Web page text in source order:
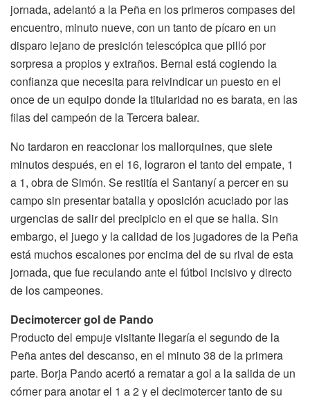
jornada, adelantó a la Peña en los primeros compases del
encuentro, minuto nueve, con un tanto de pícaro en un
disparo lejano de presición telescópica que pilló por
sorpresa a propios y extraños. Bernal está cogiendo la
confianza que necesita para reivindicar un puesto en el
once de un equipo donde la titularidad no es barata, en las
filas del campeón de la Tercera balear.
No tardaron en reaccionar los mallorquines, que siete
minutos después, en el 16, lograron el tanto del empate, 1
a 1, obra de Simón. Se restitía el Santanyí a percer en su
campo sin presentar batalla y oposición acuciado por las
urgencias de salir del precipicio en el que se halla. Sin
embargo, el juego y la calidad de los jugadores de la Peña
está muchos escalones por encima del de su rival de esta
jornada, que fue reculando ante el fútbol incisivo y directo
de los campeones.
Decimotercer gol de Pando
Producto del empuje visitante llegaría el segundo de la
Peña antes del descanso, en el minuto 38 de la primera
parte. Borja Pando acertó a rematar a gol a la salida de un
córner para anotar el 1 a 2 y el decimotercer tanto de su